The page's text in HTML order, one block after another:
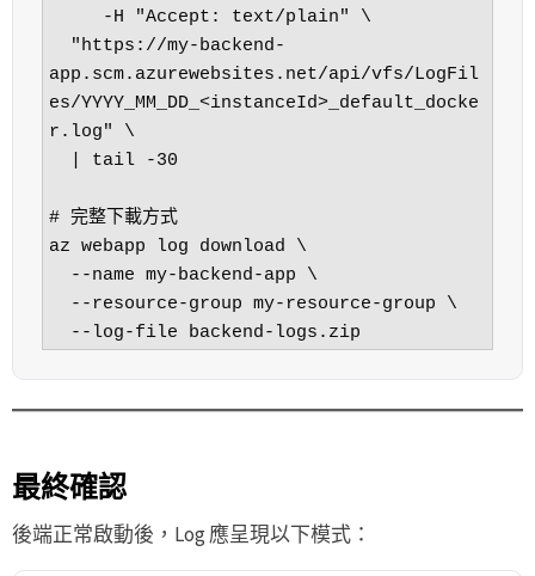
app.scm.azurewebsites.net/api/vfs/LogFil
es/YYYY_MM_DD_<instanceId>_default_docke
r.log" \
# 完整下載方式
az webapp log download \
  --log-file backend-logs.zip
最終確認
後端正常啟動後，Log 應呈現以下模式：